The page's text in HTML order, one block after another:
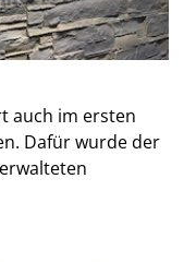
auch im ersten
Dafür wurde der